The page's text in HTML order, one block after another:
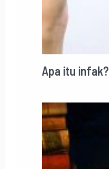
Apa itu infak?